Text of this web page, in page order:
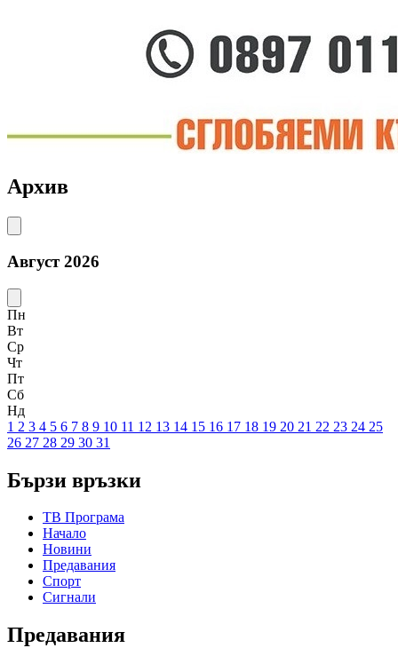
Архив
Август 2026
Пн
Вт
Ср
Чт
Пт
Сб
Нд
1 2 3 4 5 6 7 8 9 10 11 12 13 14 15 16 17 18 19 20 21 22 23 24 25
26 27 28 29 30 31
Бързи връзки
ТВ Програма
Начало
Новини
Предавания
Спорт
Сигнали
Предавания